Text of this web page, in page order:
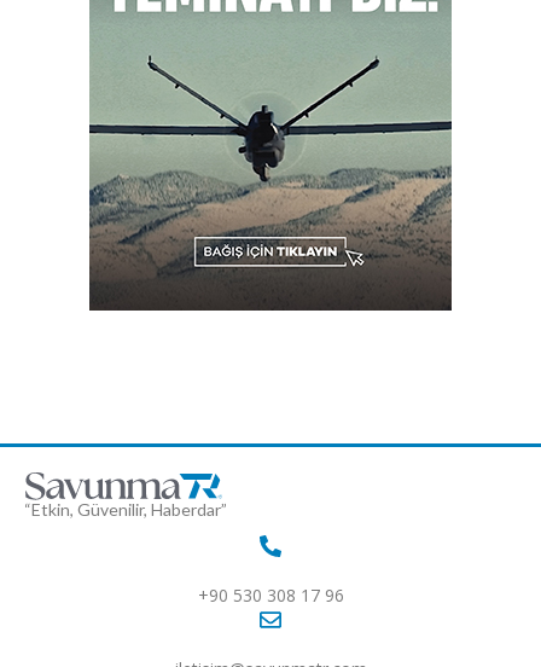
“Etkin, Güvenilir, Haberdar”
+90 530 308 17 96